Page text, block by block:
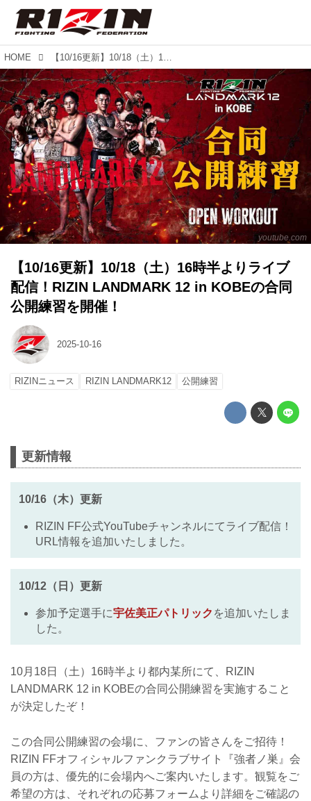
HOME 【10/16更新】10/18（土）16時半よりライブ配信！RIZIN LANDMARK 12 in KOBEの合同公開練習を開催！
youtube.com
【10/16更新】10/18（土）16時半よりライブ
配信！RIZIN LANDMARK 12 in KOBEの合同
公開練習を開催！
2025-10-16
RIZINニュース RIZIN LANDMARK12 公開練習
更新情報
10/16（木）更新
RIZIN FF公式YouTubeチャンネルにてライブ配信！
URL情報を追加いたしました。
10/12（日）更新
参加予定選手に宇佐美正パトリック を追加いたしま
した。
10月18日（土）16時半より都内某所にて、RIZIN
LANDMARK 12 in KOBEの合同公開練習を実施すること
が決定したぞ！
この合同公開練習の会場に、ファンの皆さんをご招待！
RIZIN FFオフィシャルファンクラブサイト『強者ノ巣』会
員の方は、優先的に会場内へご案内いたします。観覧をご
希望の方は、それぞれの応募フォームより詳細をご確認の